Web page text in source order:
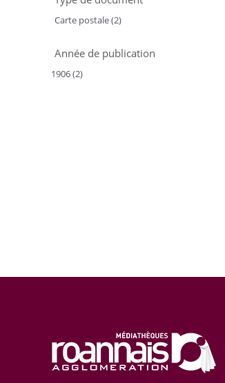
Carte postale (2)
Année de publication
1906 (2)